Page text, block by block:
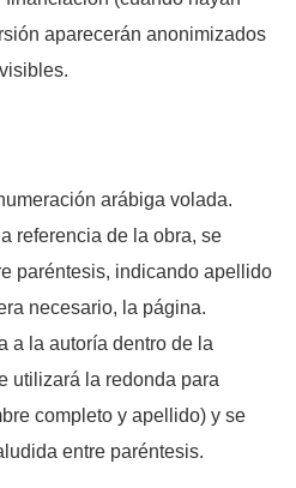
aparecerán anonimizados
arábiga volada.
referencia de la obra, se
paréntesis, indicando apellido
necesario, la página.
a la autoría dentro de la
utilizará la redonda para
completo y apellido) y se
entre paréntesis.